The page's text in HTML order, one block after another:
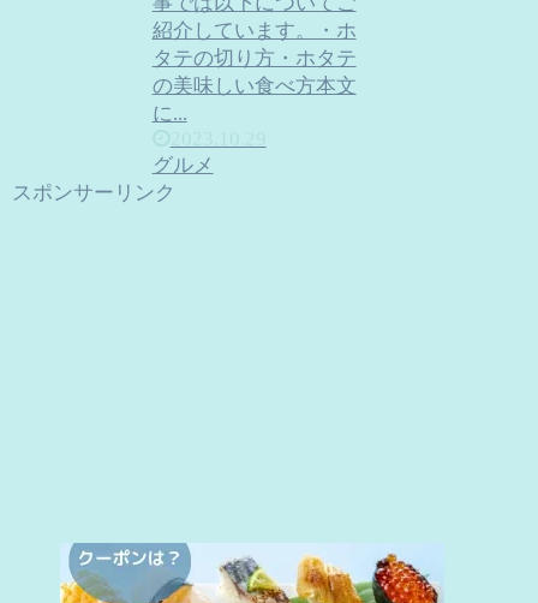
紹介しています。・ホ
タテの切り方・ホタテ
の美味しい食べ方本文
に...
グルメ
スポンサーリンク